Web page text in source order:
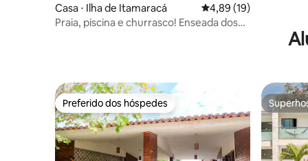
Casa ⋅ Ilha de Itamaracá 4,89 de uma avaliação
4,89 (19)
Praia, piscina e churrasco! Enseada dos
Preferido dos hóspedes
Preferido dos hóspedes